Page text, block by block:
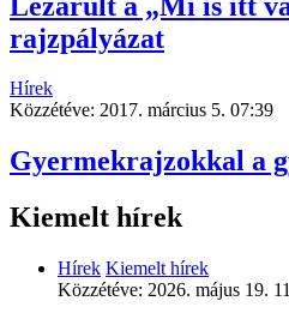
rajzpályázat
Hírek
Közzétéve: 2017. március 5. 07:39
Gyermekrajzokkal a
Kiemelt hírek
Hírek Kiemelt hírek
Közzétéve: 2026. május 19.